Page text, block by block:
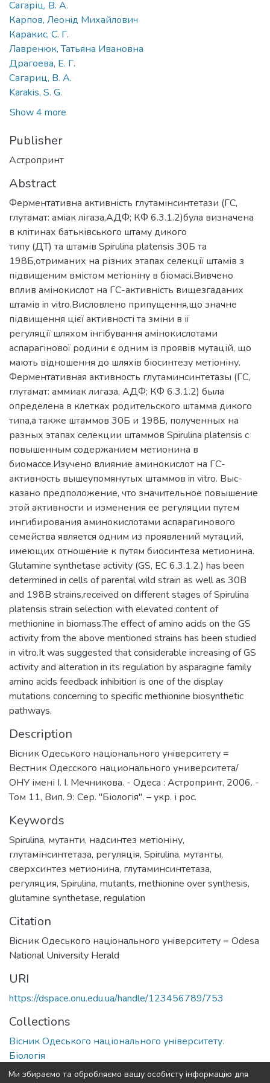
Сагаріц, В. А.
Карпов, Леонiд Михайлович
Каракис, С. Г.
Лавренюк, Татьяна Ивановна
Драгоева, Е. Г.
Сагариц, В. А.
Karakis, S. G.
Show 4 more
Publisher
Астропринт
Abstract
Ферментативна активність глутамінсинтетази (ГС,
глутамат: аміак лігаза,AДФ; КФ 6.3.1.2)була визначена
в клітинах батьківського штаму дикого
типу (ДТ) та штамів Spirulina platensis 30Б та
198Б,отриманих на різних этапах селекції штамів з
підвищеним вмістом метіоніну в біомасі.Вивчено
вплив амінокислот на ГС-активність вищезгаданих
штамів in vitro.Висловлено припущення,що значне
підвищення цієї активності та зміни в ії
регуляції шляхом інгібування амінокислотами
аспарагінової родини є одним із проявів мутацій, що
мають відношення до шляхів біосинтезу метіоніну.
Ферментативная активность глутаминсинтетазы (ГС,
глутамат: аммиак лигаза, АДФ; КФ 6.3.1.2) была
определена в клетках родительского штамма дикого
типа,а также штаммов 30Б и 198Б, полученных на
разных этапах селекции штаммов Spirulina platensis с
повышенным содержанием метионина в
биомассе.Изучено влияние аминокислот на ГС-
активность вышеупомянутых штаммов in vitro. Выс-
казано предположение, что значительное повышение
этой активности и изменения ее регуляции путем
ингибирования аминокислотами аспарагинового
семейства является одним из проявлений мутаций,
имеющих отношение к путям биосинтеза метионина.
Glutamine synthetase activity (GS, EC 6.3.1.2.) has been
determined in cells of parental wild strain as well as 30B
and 198B strains,received on different stages of Spirulina
platensis strain selection with elevated content of
methionine in biomass.The effect of amino acids on the GS
activity from the above mentioned strains has been studied
in vitro.It was suggested that considerable increasing of GS
activity and alteration in its regulation by asparagine family
amino acids feedback inhibition is one of the display
mutations concerning to specific methionine biosynthetic
pathways.
Description
Вiсник Одеського нацiонального унiверситету =
Вестник Одесского национального университета/
ОНУ імені І. І. Мечникова. - Одеса : Астропринт, 2006. -
Том 11, Вип. 9: Сер. "Біологія". – укр. і рос.
Keywords
Spirulina, мутанти, надсинтез метіоніну,
глутамінсинтетаза, регуляція, Spirulina, мутанты,
сверхсинтез метионина, глутаминсинтетаза,
регуляция, Spirulina, mutants, methionine over synthesis,
glutamine synthetase, regulation
Citation
Вiсник Одеського нацiонального унiверситету = Odesa
National University Herald
URI
https://dspace.onu.edu.ua/handle/123456789/753
Collections
Вісник Одеського національного університету.
Біологія
Ми збираємо та обробляємо вашу особисту інформацію для